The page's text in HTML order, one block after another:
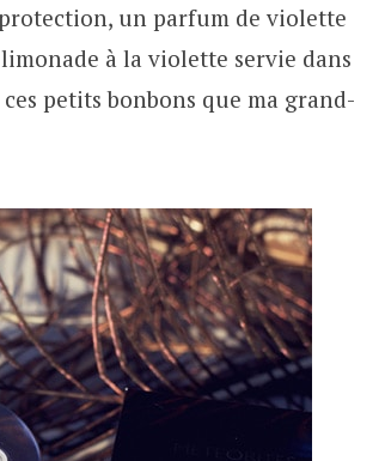
un parfum de violette
à la violette servie dans
petits bonbons que ma grand-